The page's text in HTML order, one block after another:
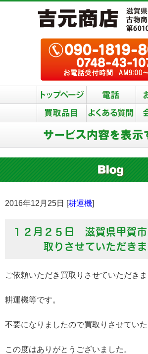
2016年12月25日 [耕運機]
１２月２５日 滋賀県甲賀
取りさせていただきま
ご依頼いただき買取りさせていただきま
耕運機等です。
不要になりましたので買取りさせていた
この度はありがとうございました。